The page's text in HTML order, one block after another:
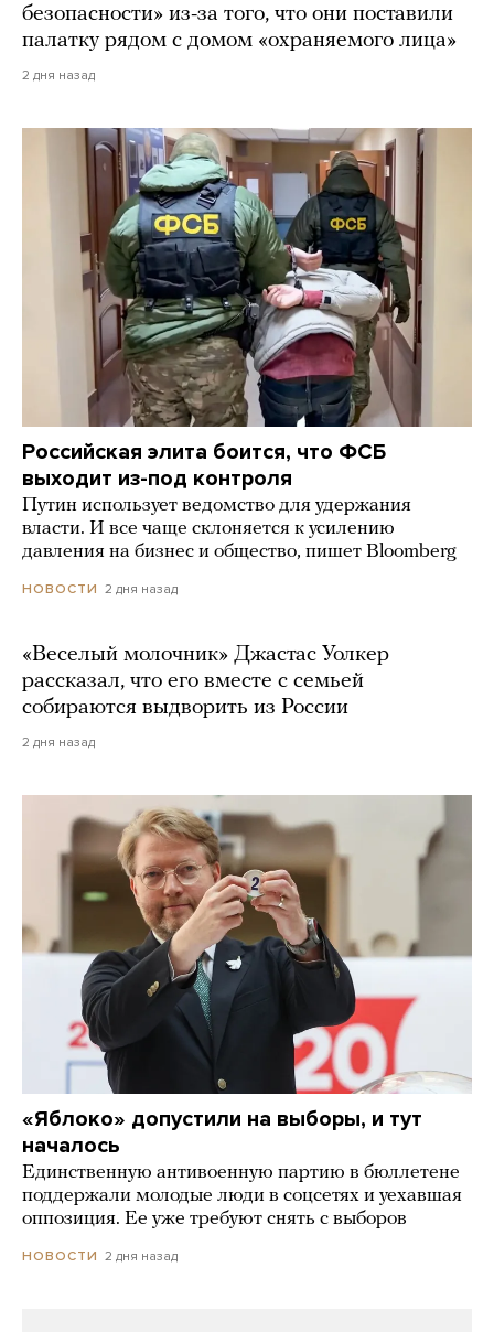
безопасности» из-за того, что они поставили
палатку рядом с домом «охраняемого лица»
2 дня назад
Российская элита боится, что ФСБ
выходит из-под контроля
Путин использует ведомство для удержания
власти. И все чаще склоняется к усилению
давления на бизнес и общество, пишет Bloomberg
НОВОСТИ 2 дня назад
«Веселый молочник» Джастас Уолкер
рассказал, что его вместе с семьей
собираются выдворить из России
2 дня назад
«Яблоко» допустили на выборы, и тут
началось
Единственную антивоенную партию в бюллетене
поддержали молодые люди в соцсетях и уехавшая
оппозиция. Ее уже требуют снять с выборов
НОВОСТИ 2 дня назад